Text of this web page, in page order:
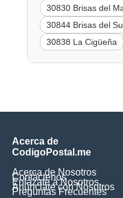
30830 Brisas del
30844 Brisas del
30838 La Cigüeña
Acerca de
CodigoPostal.me
Acerca de Nosotros
Contáctenos
Enlázate a Nosotros
Anúnciate con Nosotros
Preguntas Frecuentes